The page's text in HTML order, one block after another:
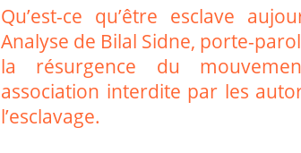
Qu’est-ce qu’être esclave
Analyse de Bilal Sidne, porte-
la résurgence du
association interdite par les
l’esclavage.